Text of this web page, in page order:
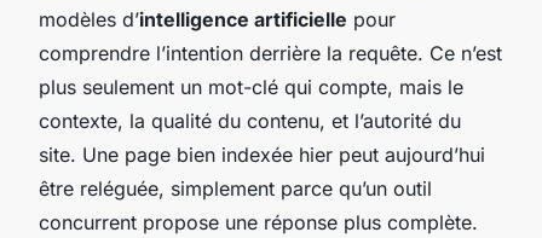
modèles d’intelligence artificielle pour
comprendre l’intention derrière la requête. Ce n’est
plus seulement un mot-clé qui compte, mais le
contexte, la qualité du contenu, et l’autorité du
site. Une page bien indexée hier peut aujourd’hui
être reléguée, simplement parce qu’un outil
concurrent propose une réponse plus complète.